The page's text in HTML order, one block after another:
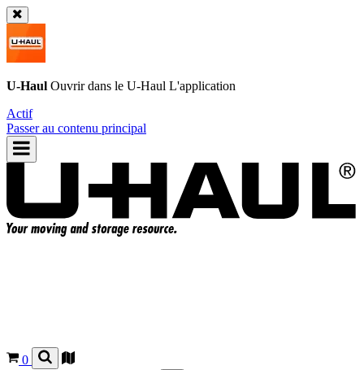
U-Haul Ouvrir dans le U-Haul L'application
Actif
Passer au contenu principal
0